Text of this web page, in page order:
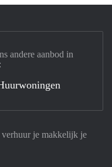
je makkelijk je
andere aanbod in